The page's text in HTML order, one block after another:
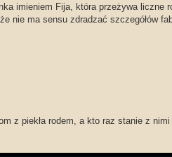
imieniem Fija, która przeżywa liczne
nie ma sensu zdradzać szczegółów
z piekła rodem, a kto raz stanie z